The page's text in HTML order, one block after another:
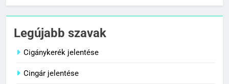
7
Céltudatos jelentése
8
Legújabb szavak
Cigánykerék jelentése
Cingár jelentése